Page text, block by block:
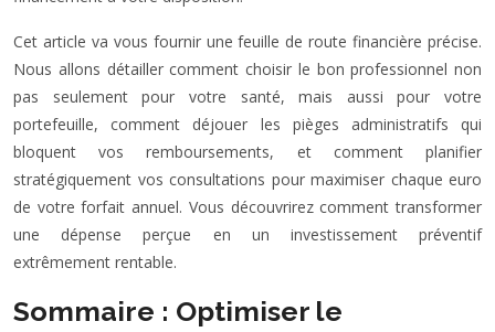
Cet article va vous fournir une feuille de route financière précise.
Nous allons détailler comment choisir le bon professionnel non
pas seulement pour votre santé, mais aussi pour votre
portefeuille, comment déjouer les pièges administratifs qui
bloquent vos remboursements, et comment planifier
stratégiquement vos consultations pour maximiser chaque euro
de votre forfait annuel. Vous découvrirez comment transformer
une dépense perçue en un investissement préventif
extrêmement rentable.
Sommaire : Optimiser le